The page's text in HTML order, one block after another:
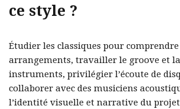
ce style ?
Étudier les classiques pour comprendre
arrangements, travailler le groove et
instruments, privilégier l’écoute de
collaborer avec des musiciens
l’identité visuelle et narrative du